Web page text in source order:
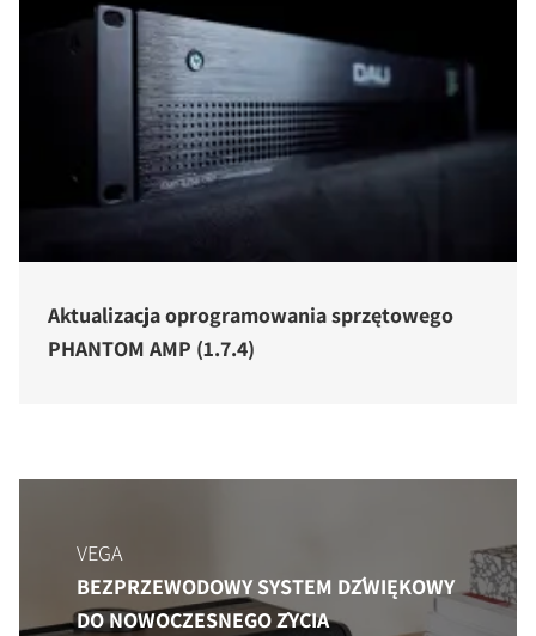
Aktualizacja oprogramowania sprzętowego
PHANTOM AMP (1.7.4)
VEGA
BEZPRZEWODOWY SYSTEM DŹWIĘKOWY
DO NOWOCZESNEGO ŻYCIA